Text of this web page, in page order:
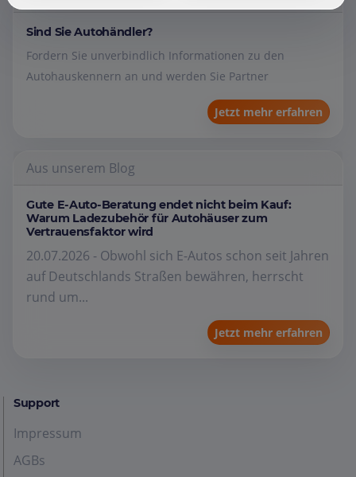
Sind Sie Autohändler?
Fordern Sie unverbindlich Informationen zu den
Autohauskennern an und werden Sie Partner
Jetzt mehr erfahren
Aus unserem Blog
Gute E-Auto-Beratung endet nicht beim Kauf:
Warum Ladezubehör für Autohäuser zum
Vertrauensfaktor wird
20.07.2026 - Obwohl sich E-Autos schon seit Jahren
auf Deutschlands Straßen bewähren, herrscht
rund um...
Jetzt mehr erfahren
Support
Impressum
AGBs